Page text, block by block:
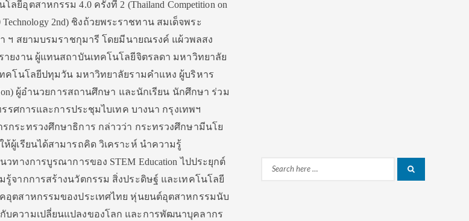
อุตสาหกรรม 4.0 ครั้งที่ 2 (Thailand Competition on
Technology 2nd) ชิงถ้วยพระราชทาน สมเด็จพระ
ฯ สยามบรมราชกุมารี โดยมีนายณรงค์ แผ้วพลสง
ยงาน ผู้แทนสถาบันเทคโนโลยีจิตรลดา มหาวิทยาลัย
คโนโลยีปทุมวัน มหาวิทยาลัยรามคำแหง ผู้บริหาร
ผู้อำนวยการสถานศึกษา และนักเรียน นักศึกษา ร่วม
ศการและการประชุมไบเทค บางนา กรุงเทพฯ
ระทรวงศึกษาธิการ กล่าวว่า กระทรวงศึกษามีนโย
ผู้เรียนได้สามารถคิด วิเคราะห์ นำความรู้
างการบูรณาการของ STEM Education ไปประยุกต์
จากการสร้างนวัตกรรม สิ่งประดิษฐ์ และเทคโนโลยี
อุตสาหกรรมของประเทศไทย หุ่นยนต์อุตสาหกรรมนับ
บความเปลี่ยนแปลงของโลก และการพัฒนาบุคลากร
Search